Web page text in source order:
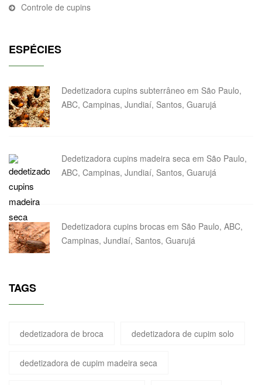
Controle de cupins
ESPÉCIES
Dedetizadora cupins subterrâneo em São Paulo,
ABC, Campinas, Jundiaí, Santos, Guarujá
Dedetizadora cupins madeira seca em São Paulo,
ABC, Campinas, Jundiaí, Santos, Guarujá
Dedetizadora cupins brocas em São Paulo, ABC,
Campinas, Jundiaí, Santos, Guarujá
TAGS
dedetizadora de broca dedetizadora de cupim solo
dedetizadora de cupim madeira seca